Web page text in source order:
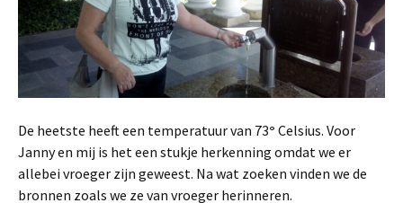
De heetste heeft een temperatuur van 73° Celsius. Voor
Janny en mij is het een stukje herkenning omdat we er
allebei vroeger zijn geweest. Na wat zoeken vinden we de
bronnen zoals we ze van vroeger herinneren.